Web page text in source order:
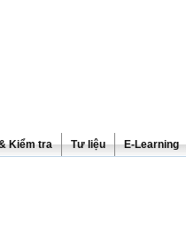
Kiểm tra Tư liệu E-Learning